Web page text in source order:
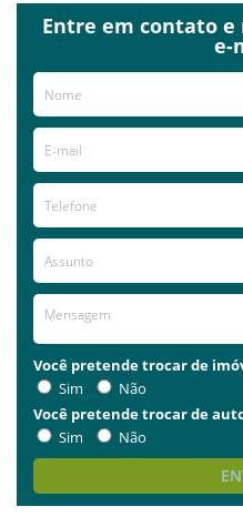
Entre em contato e
e-
Você pretende trocar de
Sim
Não
Você pretende trocar de
Sim
Não